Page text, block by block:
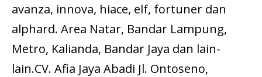
avanza, innova, hiace, elf, fortuner dan
alphard. Area Natar, Bandar Lampung,
Metro, Kalianda, Bandar Jaya dan lain-
lain.CV. Afia Jaya Abadi Jl. Ontoseno,